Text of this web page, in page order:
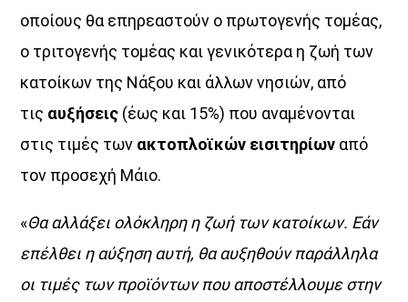
η μουσική παίρνει τον λόγο.
οποίους θα επηρεαστούν ο πρωτογενής τομέας,
ο τριτογενής τομέας και γενικότερα η ζωή των
κατοίκων της Νάξου και άλλων νησιών, από
τις αυξήσεις (έως και 15%) που αναμένονται
στις τιμές των ακτοπλοϊκών εισιτηρίων από
τον προσεχή Μάιο.
«Θα αλλάξει ολόκληρη η ζωή των κατοίκων. Εάν
επέλθει η αύξηση αυτή, θα αυξηθούν παράλληλα
οι τιμές των προϊόντων που αποστέλλουμε στην